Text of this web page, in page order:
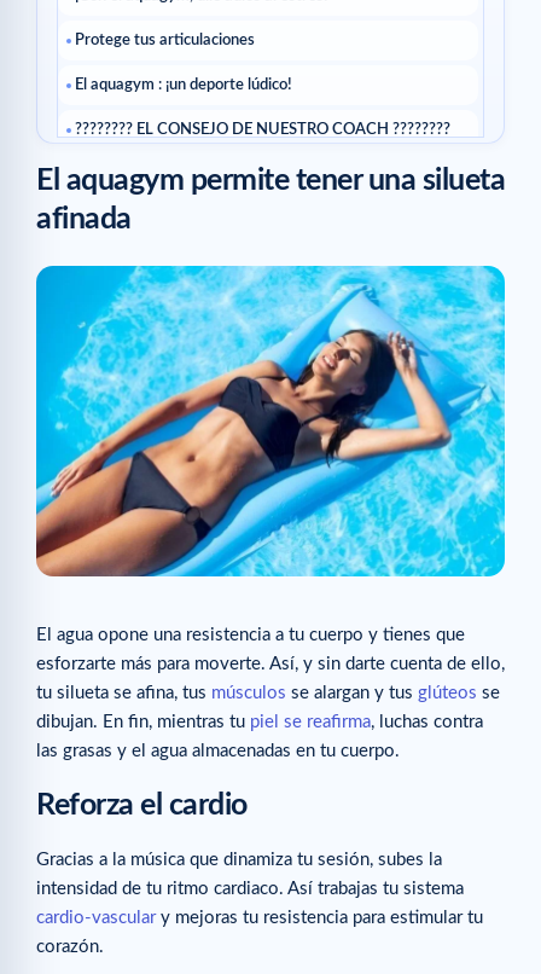
Protege tus articulaciones
El aquagym : ¡un deporte lúdico!
???????? EL CONSEJO DE NUESTRO COACH ????????
Artículos relacionados
El aquagym permite tener una silueta
afinada
El agua opone una resistencia a tu cuerpo y tienes que
esforzarte más para moverte. Así, y sin darte cuenta de ello,
tu silueta se afina, tus músculos se alargan y tus glúteos se
dibujan. En fin, mientras tu piel se reafirma, luchas contra
las grasas y el agua almacenadas en tu cuerpo.
Reforza el cardio
Gracias a la música que dinamiza tu sesión, subes la
intensidad de tu ritmo cardiaco. Así trabajas tu sistema
cardio-vasculary mejoras tu resistencia para estimular tu
corazón.